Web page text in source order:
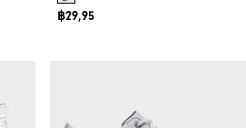
฿29,95